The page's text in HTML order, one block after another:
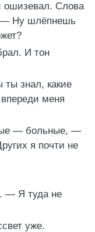
ошизевал. Слова
— Ну шлёпнешь
И тон
знал, какие
меня
— больные, —
я почти не
— Я туда не
уже.